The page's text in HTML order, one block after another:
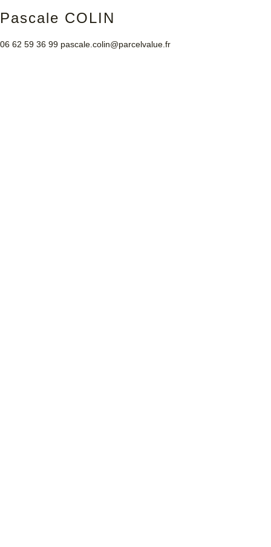
Pascale COLIN
06 62 59 36 99 pascale.colin@parcelvalue.fr